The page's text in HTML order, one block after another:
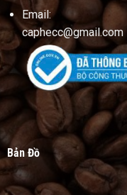
Email:
caphecc@gmail.com
Bản Đồ